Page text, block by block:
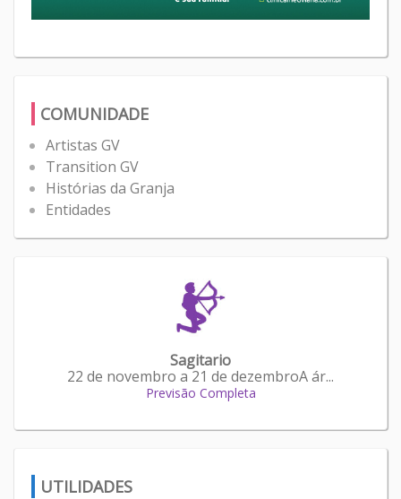
COMUNIDADE
Artistas GV
Transition GV
Histórias da Granja
Entidades
Sagitario
22 de novembro a 21 de dezembroA ár...
Previsão Completa
UTILIDADES